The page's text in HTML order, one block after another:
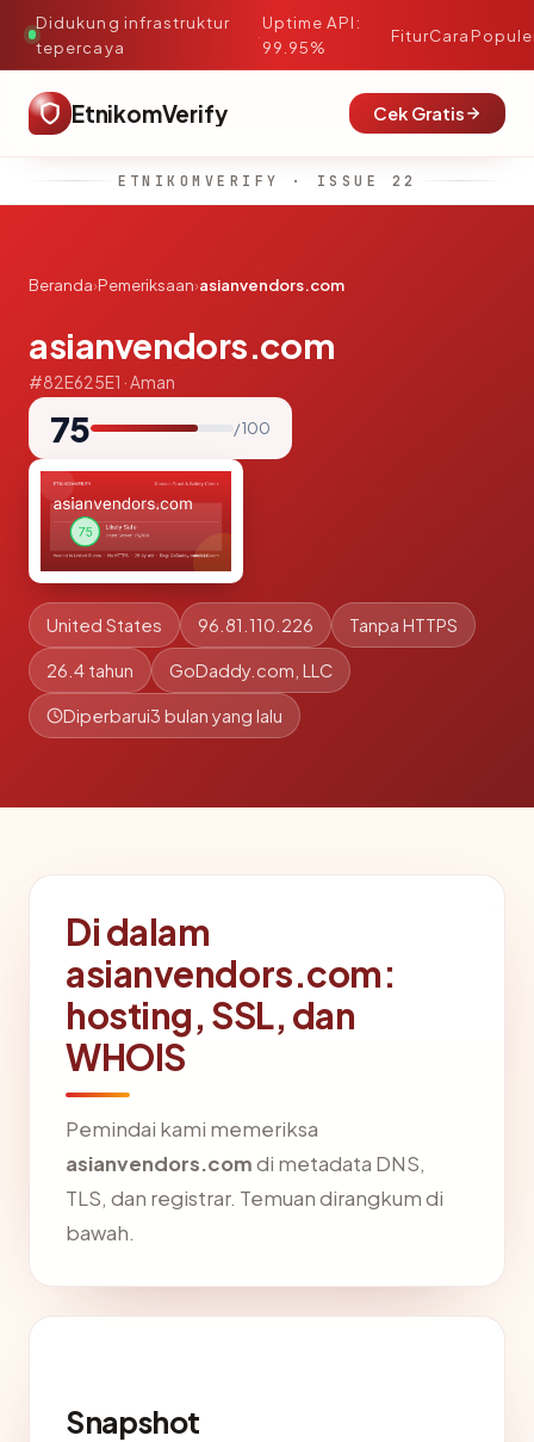
Didukung infrastruktur
tepercaya
·
Uptime API:
99.95%
FiturCara
EtnikomVerify Cek Gratis
ETNIKOMVERIFY · ISSUE 22
Beranda›Pemeriksaan›asianvendors.com
asianvendors.com
#82E625E1 · Aman
75 / 100
United States 96.81.110.226 Tanpa HTTPS
26.4 tahun GoDaddy.com, LLC
Diperbarui3 bulan yang lalu
Di dalam
asianvendors.com:
hosting, SSL, dan
WHOIS
Pemindai kami memeriksa
asianvendors.comdi metadata DNS,
TLS, dan registrar. Temuan dirangkum di
bawah.
Snapshot